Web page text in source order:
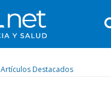
Artículos Destacados